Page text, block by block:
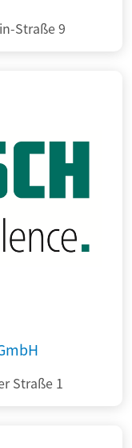
Straße 9
Straße 1